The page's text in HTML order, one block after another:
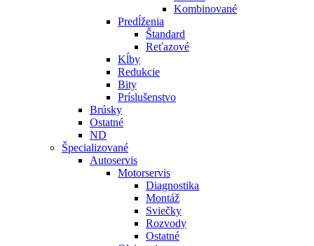
Kombinované
Predĺženia
Štandard
Reťazové
Kĺby
Redukcie
Bity
Príslušenstvo
Brúsky
Ostatné
ND
Špecializované
Autoservis
Motorservis
Diagnostika
Montáž
Sviečky
Rozvody
Ostatné